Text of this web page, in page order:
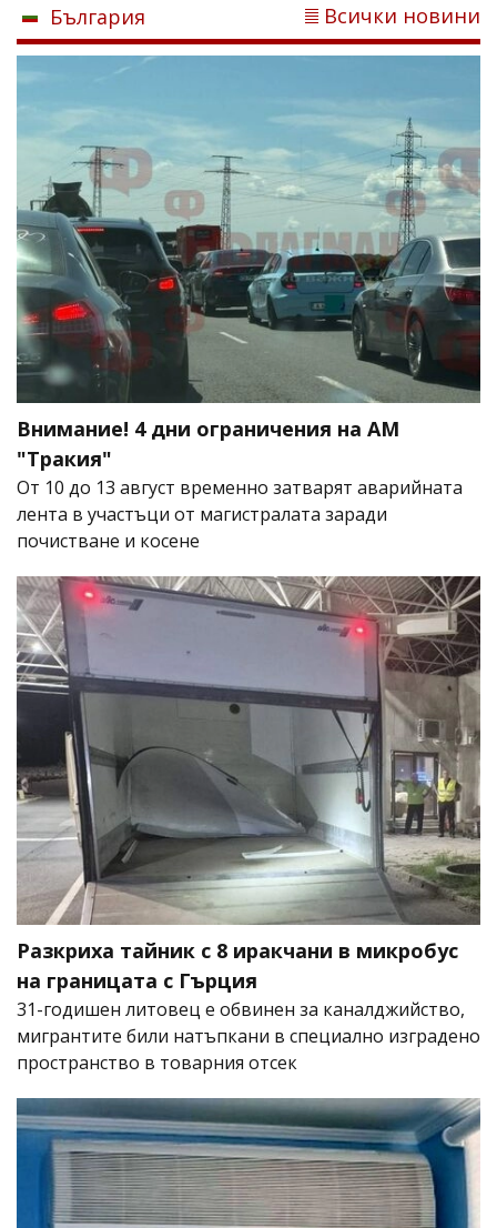
България Всички новини
Внимание! 4 дни ограничения на АМ
"Тракия"
От 10 до 13 август временно затварят аварийната
лента в участъци от магистралата заради
почистване и косене
Разкриха тайник с 8 иракчани в микробус
на границата с Гърция
31-годишен литовец е обвинен за каналджийство,
мигрантите били натъпкани в специално изградено
пространство в товарния отсек